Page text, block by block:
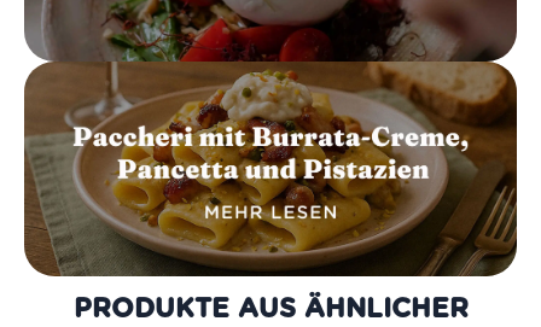
PRODUKTE AUS DER GLEICHEN